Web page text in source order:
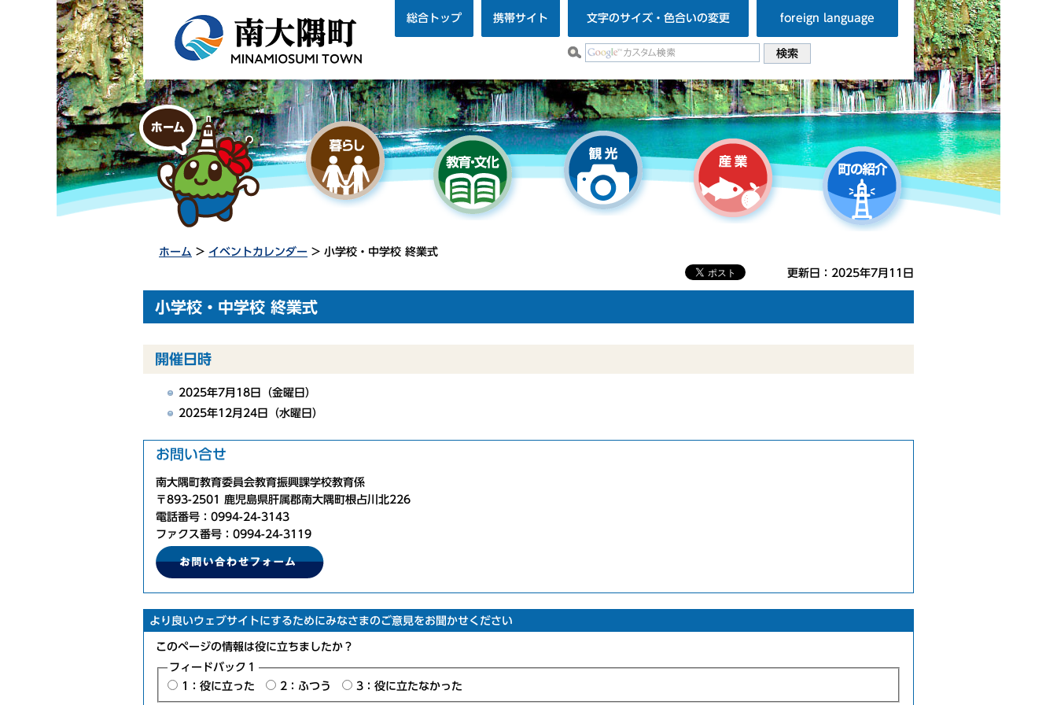
総合トップ 携帯サイト 文字のサイズ・色合いの変更 foreign language
ホーム > イベントカレンダー > 小学校・中学校 終業式
更新日：2025年7月11日
小学校・中学校 終業式
開催日時
2025年7月18日（金曜日）
2025年12月24日（水曜日）
お問い合せ
南大隅町教育委員会教育振興課学校教育係
〒893-2501 鹿児島県肝属郡南大隅町根占川北226
電話番号：0994-24-3143
ファクス番号：0994-24-3119
より良いウェブサイトにするためにみなさまのご意見をお聞かせください
このページの情報は役に立ちましたか？
フィードバック１
1：役に立った
2：ふつう 3：役に立たなかった